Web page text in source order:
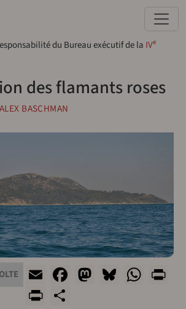
du Bureau exécutif de la IVe
des flamants roses
ALEX BASCHMAN
EmailFacebook
Mastodon
Bluesky
PrintFriendly